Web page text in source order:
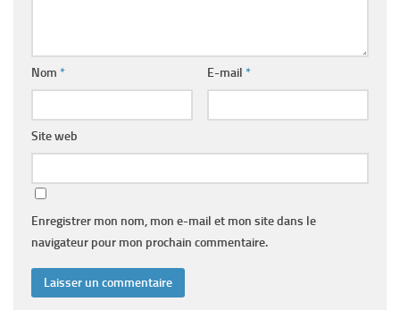
Nom * E-mail *
Site web
Enregistrer mon nom, mon e-mail et mon site dans le
navigateur pour mon prochain commentaire.